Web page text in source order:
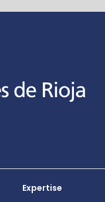
Expertise